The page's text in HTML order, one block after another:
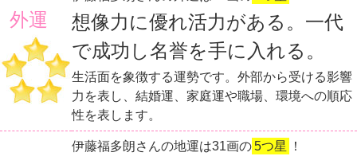
外運
想像力に優れ活力がある。一代
で成功し名誉を手に入れる。
生活面を象徴する運勢です。外部から受ける影響
力を表し、結婚運、家庭運や職場、環境への順応
性を表します。
伊藤福多朗さんの地運は31画の5つ星 ！